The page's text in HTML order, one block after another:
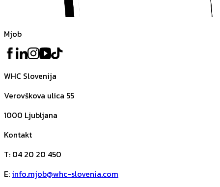
Mjob
WHC Slovenija
Verovškova ulica 55
1000 Ljubljana
Kontakt
T: 04 20 20 450
E: info.mjob@whc-slovenia.com